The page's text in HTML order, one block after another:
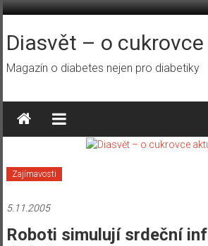
Přeskočit
obsah
Diasvět – o
Magazín o diabetes nejen pro diabetiky
Zajímavosti
5.11.2005
Roboti simulují srdeční